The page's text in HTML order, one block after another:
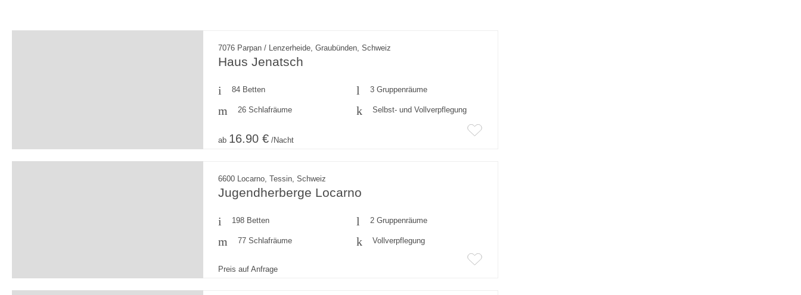
7076 Parpan / Lenzerheide, Graubünden, Schweiz
Haus Jenatsch
84 Betten 3 Gruppenräume
26 Schlafräume Selbst- und Vollverpflegung
ab 16.90 € /Nacht
6600 Locarno, Tessin, Schweiz
Jugendherberge Locarno
198 Betten 2 Gruppenräume
77 Schlafräume Vollverpflegung
Preis auf Anfrage